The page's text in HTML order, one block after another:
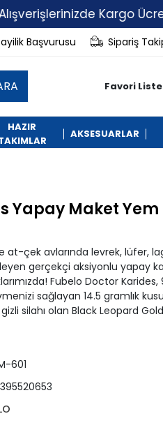
Kargo Ücretsiz!
Başvurusu Sipariş
Favori
HAZIR
AKSESUARLAR
Yapay Maket
at-çek avlarında levrek, lüfer,
gerçekçi aksiyonlu yapay
Fubelo Doctor
sağlayan 14.5 gramlık
silahı olan Black Leopard Gold
601